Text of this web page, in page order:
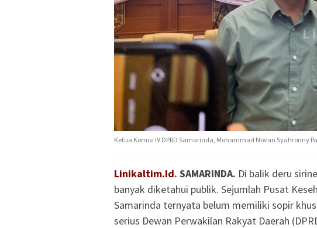
Ketua Komisi IV DPRD Samarinda, Mohammad Novan Syahronny
Linikaltim.Id. SAMARINDA. Di balik deru
banyak diketahui publik. Sejumlah Pusat
Samarinda ternyata belum memiliki sopir
serius Dewan Perwakilan Rakyat Daerah